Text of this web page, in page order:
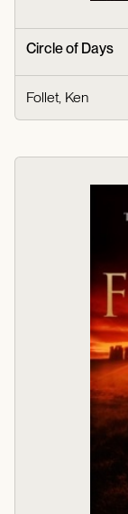
Circle of Days
Follet, Ken